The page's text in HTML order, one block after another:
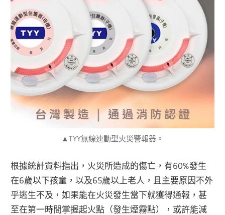
▲TYY無線連動型火災警報器。
根據統計資料指出，火災所造成的傷亡，有60%發生
在6歲以下孩童，以及65歲以上老人，且主要原因不外
乎逃生不及，如果能在火災發生當下就獲得通報，甚
至在第一時間掌握起火點（發生煙霧點），或許能減